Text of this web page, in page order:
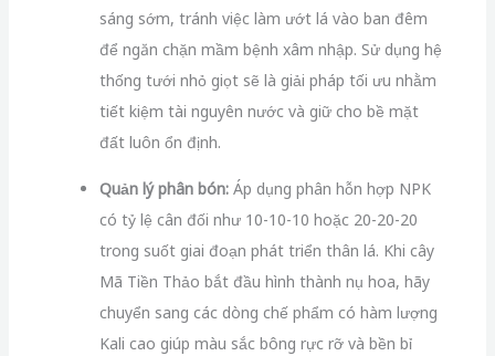
sáng sớm, tránh việc làm ướt lá vào ban đêm
để ngăn chặn mầm bệnh xâm nhập. Sử dụng hệ
thống tưới nhỏ giọt sẽ là giải pháp tối ưu nhằm
tiết kiệm tài nguyên nước và giữ cho bề mặt
đất luôn ổn định.
Quản lý phân bón:Áp dụng phân hỗn hợp NPK
có tỷ lệ cân đối như 10-10-10 hoặc 20-20-20
trong suốt giai đoạn phát triển thân lá. Khi cây
Mã Tiền Thảo bắt đầu hình thành nụ hoa, hãy
chuyển sang các dòng chế phẩm có hàm lượng
Kali cao giúp màu sắc bông rực rỡ và bền bỉ